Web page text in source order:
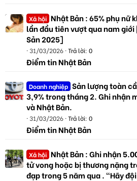
Xã hội Nhật Bản : 65% phụ nữ
lần đầu tiên vượt qua nam giới
Sản 2025]
31/03/2026 Trả lời: 0
Điểm tin Nhật Bản
Doanh nghiệp Sản lượng toàn
3,9% trong tháng 2. Ghi nhận
và Nhật Bản.
31/03/2026 Trả lời: 0
Điểm tin Nhật Bản
Xã hội Nhật Bản : Ghi nhận
tử vong hoặc bị thương nặng
đạp trong 5 năm qua . "Hãy